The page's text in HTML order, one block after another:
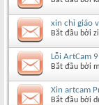
xin chỉ giáo
Bắt đầu bởi
Lỗi ArtCam 9
Bắt đầu bởi
Xin artcam
Bắt đầu bởi